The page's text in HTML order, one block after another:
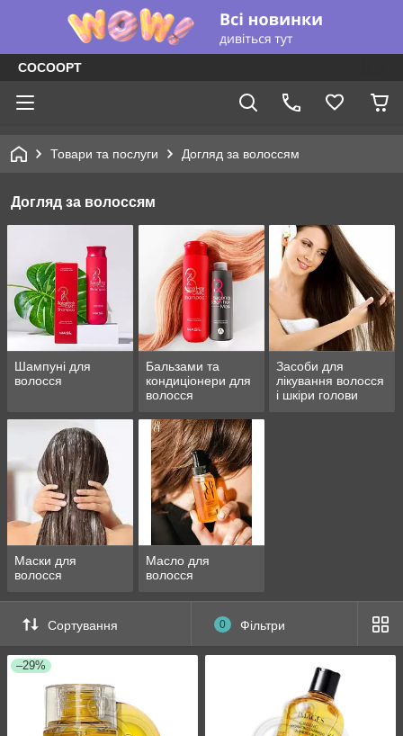
COCOOPT
Товари та послуги Догляд за волоссям
Догляд за волоссям
Шампуні для
волосся
Бальзами та
кондиціонери для
волосся
Засоби для
лікування волосся
і шкіри голови
Маски для
волосся
Масло для
волосся
Сортування 0 Фільтри
–29%